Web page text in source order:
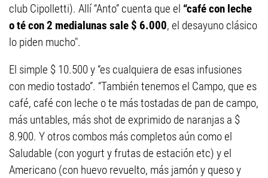
club Cipolletti). Allí “Anto” cuenta que el “café con leche
o té con 2 medialunas sale $ 6.000, el desayuno clásico
lo piden mucho".
El simple $ 10.500 y “es cualquiera de esas infusiones
con medio tostado”. “También tenemos el Campo, que es
café, café con leche o te más tostadas de pan de campo,
más untables, más shot de exprimido de naranjas a $
8.900. Y otros combos más completos aún como el
Saludable (con yogurt y frutas de estación etc) y el
Americano (con huevo revuelto, más jamón y queso y